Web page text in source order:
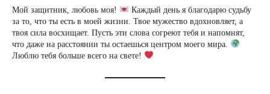
Мой защитник, любовь моя!
Каждый день я благодарю судьбу
за то, что ты есть в моей жизни. Твое мужество вдохновляет, а
твоя сила восхищает. Пусть эти слова согреют тебя и напомнят,
что даже на расстоянии ты остаешься центром моего мира.
Люблю тебя больше всего на свете!